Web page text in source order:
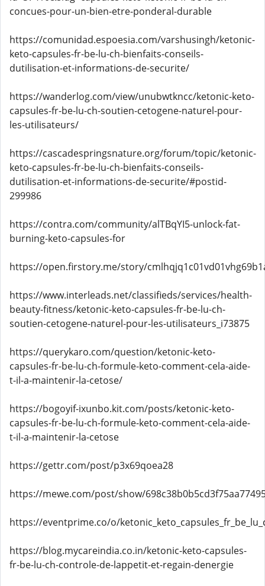
concues-pour-un-bien-etre-ponderal-durable
https://comunidad.espoesia.com/varshusingh/ketonic-
keto-capsules-fr-be-lu-ch-bienfaits-conseils-
dutilisation-et-informations-de-securite/
https://wanderlog.com/view/unubwtkncc/ketonic-keto-
capsules-fr-be-lu-ch-soutien-cetogene-naturel-pour-
les-utilisateurs/
https://cascadespringsnature.org/forum/topic/ketonic-
keto-capsules-fr-be-lu-ch-bienfaits-conseils-
dutilisation-et-informations-de-securite/#postid-
299986
https://contra.com/community/alTBqYI5-unlock-fat-
burning-keto-capsules-for
https://open.firstory.me/story/
https://www.interleads.net/classifieds/services/health-
beauty-fitness/ketonic-keto-capsules-fr-be-lu-ch-
soutien-cetogene-naturel-pour-les-utilisateurs_i73875
https://querykaro.com/question/ketonic-keto-
capsules-fr-be-lu-ch-formule-keto-comment-cela-aide-
t-il-a-maintenir-la-cetose/
https://bogoyif-ixunbo.kit.com/posts/ketonic-keto-
capsules-fr-be-lu-ch-formule-keto-comment-cela-aide-
t-il-a-maintenir-la-cetose
https://gettr.com/post/p3x69qoea28
https://mewe.com/post/show/
https://eventprime.co/o/
https://blog.mycareindia.co.in/ketonic-keto-capsules-
fr-be-lu-ch-controle-de-lappetit-et-regain-denergie